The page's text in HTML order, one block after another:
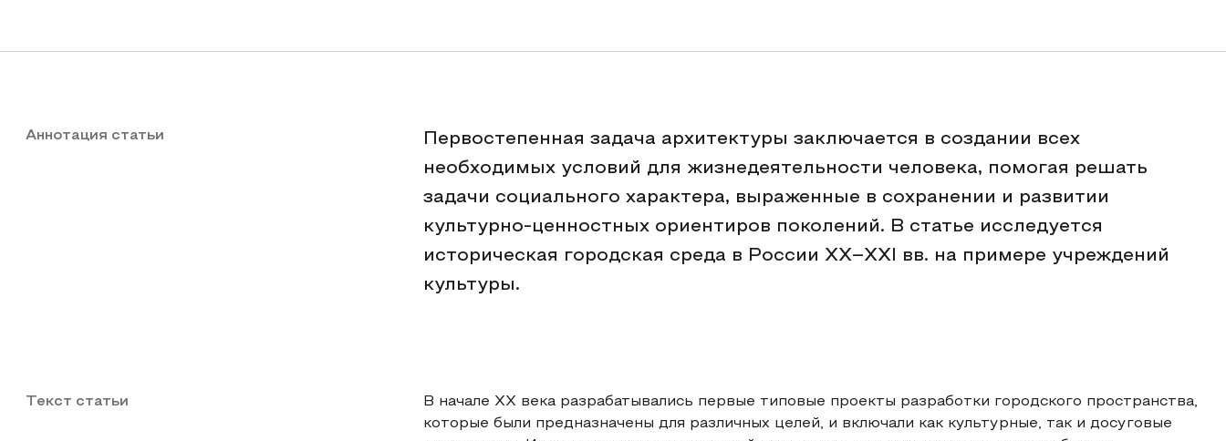
Аннотация статьи
Первостепенная задача архитектуры заключается в создании всех
необходимых условий для жизнедеятельности человека, помогая решать
задачи социального характера, выраженные в сохранении и развитии
культурно-ценностных ориентиров поколений. В статье исследуется
историческая городская среда в России XX–XXI вв. на примере учреждений
культуры.
Текст статьи
В начале XX века разрабатывались первые типовые проекты разработки городского пространства,
которые были предназначены для различных целей, и включали как культурные, так и досуговые